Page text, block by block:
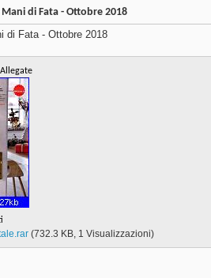
di Fata - Ottobre 2018
di Fata - Ottobre 2018
(732.3 KB, 1 Visualizzazioni)